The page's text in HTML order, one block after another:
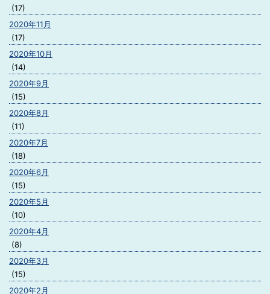
(17)
2020年11月
(17)
2020年10月
(14)
2020年9月
(15)
2020年8月
(11)
2020年7月
(18)
2020年6月
(15)
2020年5月
(10)
2020年4月
(8)
2020年3月
(15)
2020年2月